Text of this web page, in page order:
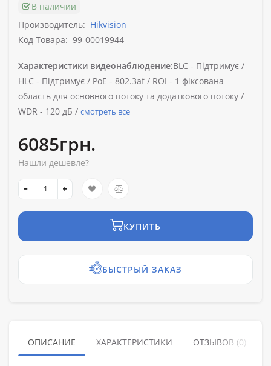
В наличии
Производитель: Hikvision
Код Товара: 99-00019944
Характеристики видеонаблюдение:BLC - Підтримує /
HLC - Підтримує / PoE - 802.3af / ROI - 1 фіксована
область для основного потоку та додаткового потоку /
WDR - 120 дБ / смотреть все
6085грн.
Нашли дешевле?
КУПИТЬ
БЫСТРЫЙ ЗАКАЗ
ОПИСАНИЕ ХАРАКТЕРИСТИКИ ОТЗЫВОВ (0)